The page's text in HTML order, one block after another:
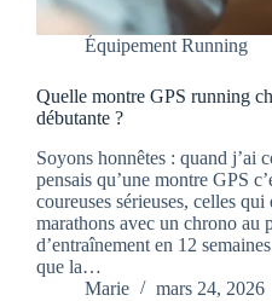
Équipement Running
Quelle montre GPS running
débutante ?
Soyons honnêtes : quand j’ai
pensais qu’une montre GPS
coureuses sérieuses, celles
marathons avec un chrono au
d’entraînement en 12
que la…
Marie
mars 24, 2026